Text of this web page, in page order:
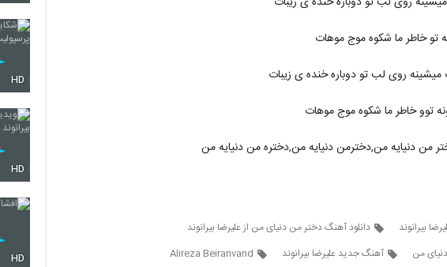
تو خاطر ما شکوه موج موهات
روی لب تو دوباره خنده ی زیبات
توو خاطر ما شکوه موج موهات
من دنیایه من,دخترمن دنیایه من,دختره من دنیایه من
بیرانوند
دانلود آهنگ دختر من دنیای من از علیرضا بیرانوند
من
آهنگ جدید علیرضا بیرانوند
Alireza Beiranvand
HD
HD
HD